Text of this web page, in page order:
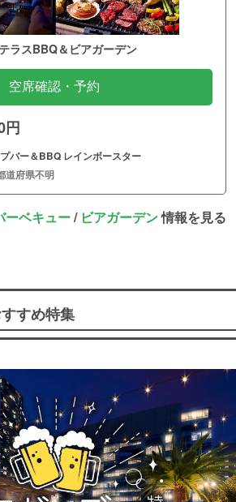
ラスBBQ＆ビアガーデン
空席確認・予約
バー＆BBQ レインボースター
府県不明
ーベキュー/ ビアガーデン情報を見る
すめ特集